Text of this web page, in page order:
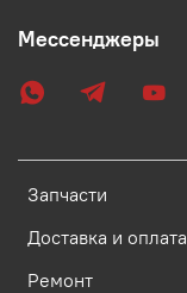
Запчасти
Доставка и оплата
Ремонт
Мессенджеры